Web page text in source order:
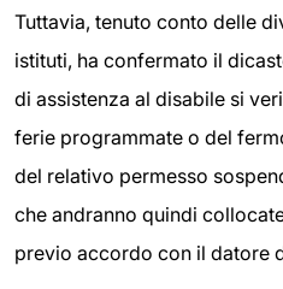
Tuttavia, tenuto conto delle
istituti, ha confermato il
di assistenza al disabile si
ferie programmate o del
del relativo permesso
che andranno quindi
previo accordo con il datore